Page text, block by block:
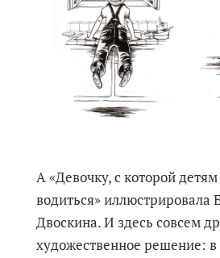
А «Девочку, с которой
водиться» иллюстрировала
Двоскина. И здесь совсем
художественное решение: